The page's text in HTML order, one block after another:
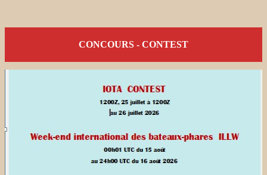
CONCOURS - CONTEST